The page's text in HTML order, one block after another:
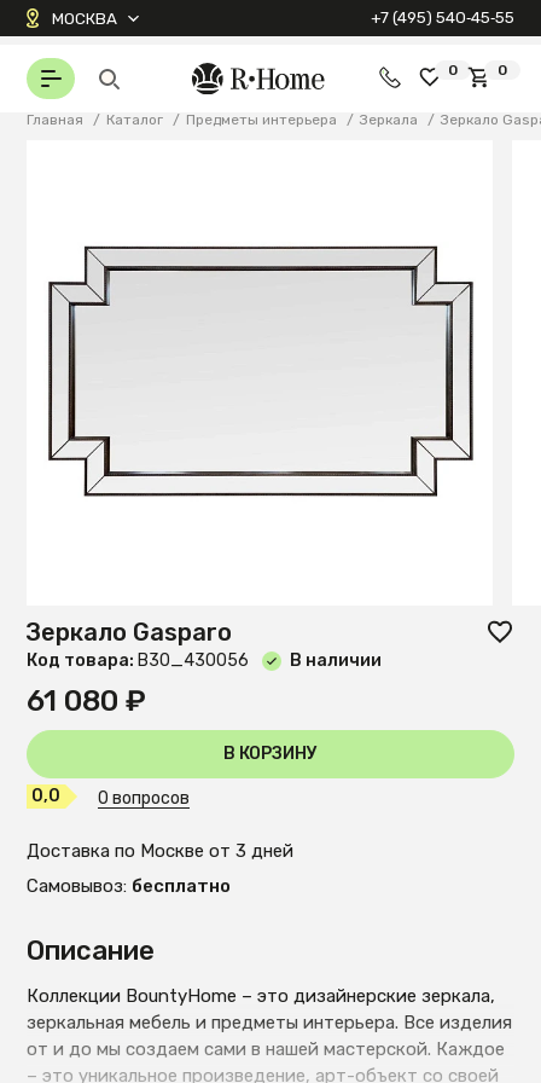
МОСКВА +7 (495) 540‑45‑55
0 0
Главная / Каталог / Предметы интерьера / Зеркала / Зеркало
Описание
Коллекции BountyHome – это дизайнерские зеркала,
зеркальная мебель и предметы интерьера. Все изделия
от и до мы создаем сами в нашей мастерской. Каждое
– это уникальное произведение, арт-объект со своей
Зеркало Gasparo
Код товара: B30_430056 В наличии
61 080 ₽
В КОРЗИНУ
0,0 0 вопросов
Доставка по Москве от 3 дней
Самовывоз: бесплатно